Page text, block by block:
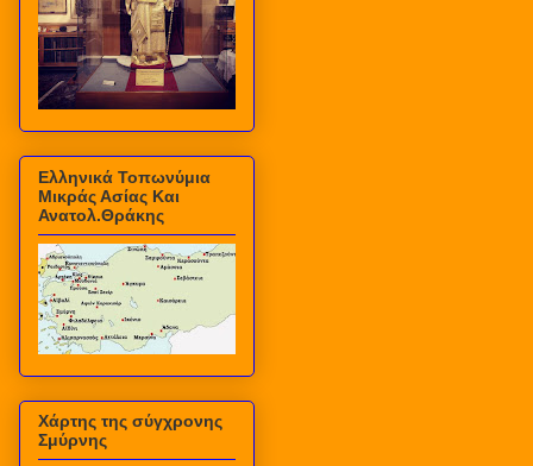
Ελληνικά Τοπωνύμια
Μικράς Ασίας Και
Ανατολ.Θράκης
Χάρτης της σύγχρονης
Σμύρνης